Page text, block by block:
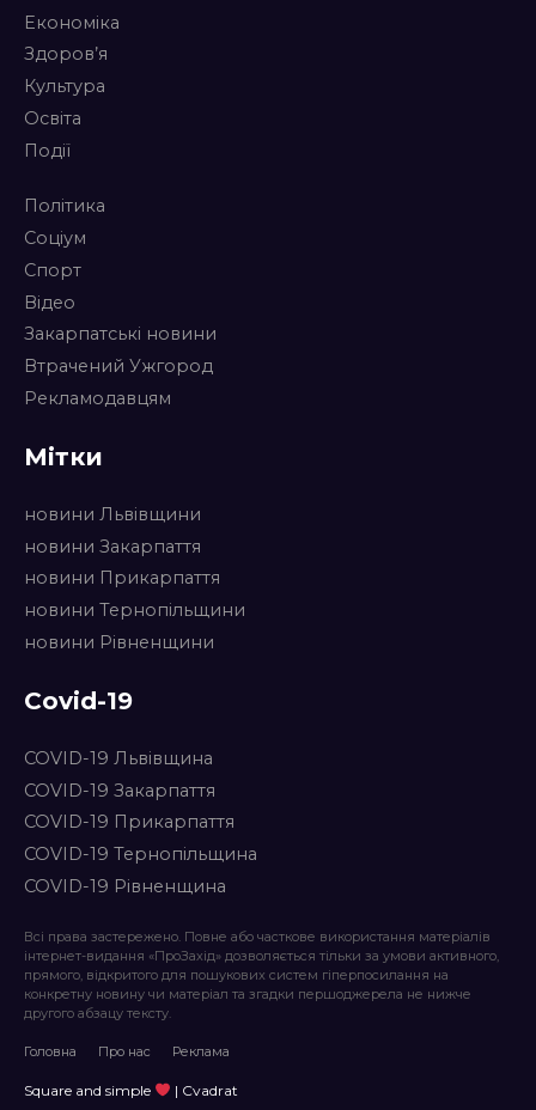
Економіка
Здоров’я
Культура
Освіта
Події
Політика
Соціум
Спорт
Відео
Закарпатські новини
Втрачений Ужгород
Рекламодавцям
Мітки
новини Львівщини
новини Закарпаття
новини Прикарпаття
новини Тернопільщини
новини Рівненщини
Covid-19
COVID-19 Львівщина
COVID-19 Закарпаття
COVID-19 Прикарпаття
COVID-19 Тернопільщина
COVID-19 Рівненщина
Всі права застережено. Повне або часткове використання матеріалів
інтернет-видання «ПроЗахід» дозволяється тільки за умови активного,
прямого, відкритого для пошукових систем гіперпосилання на
конкретну новину чи матеріал та згадки першоджерела не нижче
другого абзацу тексту.
Головна Про нас Реклама
Square and simple | Cvadrat